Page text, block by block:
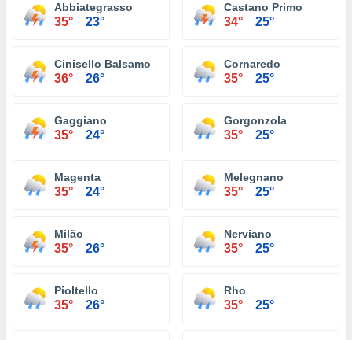
Abbiategrasso
35° 23°
Castano Primo
34° 25°
Cinisello Balsamo
36° 26°
Cornaredo
35° 25°
Gaggiano
35° 24°
Gorgonzola
35° 25°
Magenta
35° 24°
Melegnano
35° 25°
Milão
35° 26°
Nerviano
35° 25°
Pioltello
35° 26°
Rho
35° 25°